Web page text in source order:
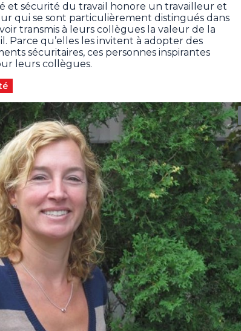
et sécurité du travail honore un travailleur et
qui se sont particulièrement distingués dans
transmis à leurs collègues la valeur de la
Parce qu’elles les invitent à adopter des
sécuritaires, ces personnes inspirantes
leurs collègues.